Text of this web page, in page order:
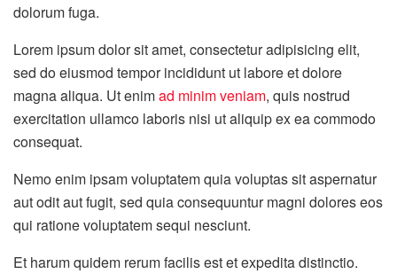
dolorum fuga.
Lorem ipsum dolor sit amet, consectetur adipisicing elit,
sed do eiusmod tempor incididunt ut labore et dolore
magna aliqua. Ut enimad minim veniam, quis nostrud
exercitation ullamco laboris nisi ut aliquip ex ea commodo
consequat.
Nemo enim ipsam voluptatem quia voluptas sit aspernatur
aut odit aut fugit, sed quia consequuntur magni dolores eos
qui ratione voluptatem sequi nesciunt.
Et harum quidem rerum facilis est et expedita distinctio.